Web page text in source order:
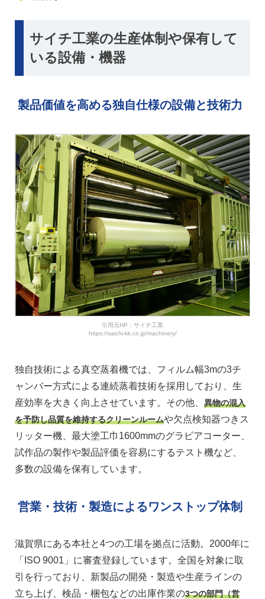
サイチ工業の生産体制や保有して
いる設備・機器
製品価値を高める独自仕様の設備と技術力
引用元HP：サイチ工業
https://saichi-kk.co.jp/machinery/
独自技術による真空蒸着機では、フィルム幅3mの3チ
ャンバー方式による連続蒸着技術を採用しており、生
産効率を大きく向上させています。その他、 異物の混入
を予防し品質を維持するクリーンルームや欠点検知器つきス
リッター機、最大塗工巾1600mmのグラビアコーター、
試作品の製作や製品評価を容易にするテスト機など、
多数の設備を保有しています。
営業・技術・製造によるワンストップ体制
滋賀県にある本社と4つの工場を拠点に活動。2000年に
「ISO 9001」に審査登録しています。全国を対象に取
引を行っており、新製品の開発・製造や生産ラインの
立ち上げ、検品・梱包などの出庫作業の3つの部門（営